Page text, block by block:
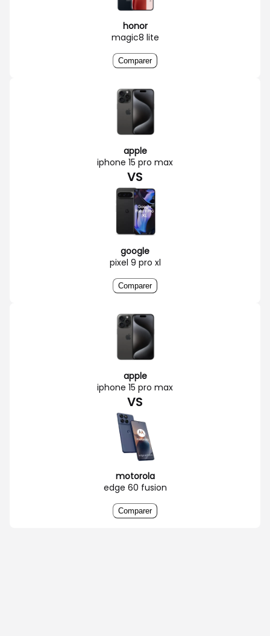
honor
magic8 lite
Comparer
apple
iphone 15 pro max
VS
google
pixel 9 pro xl
Comparer
apple
iphone 15 pro max
VS
motorola
edge 60 fusion
Comparer